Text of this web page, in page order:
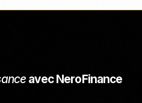
avec NeroFinance